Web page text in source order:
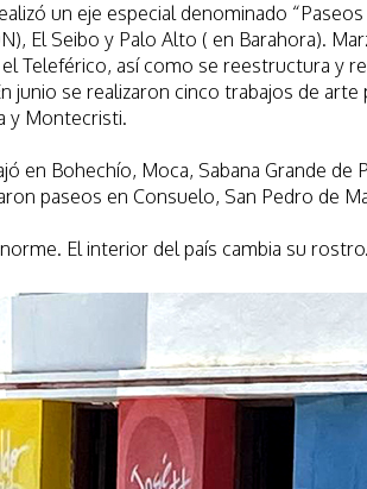
un eje especial denominado
El Seibo y Palo Alto ( en Barahora).
Teleférico, así como se reestructura y
junio se realizaron cinco trabajos de
y Montecristi.
en Bohechío, Moca, Sabana Grande
paseos en Consuelo, San Pedro de
El interior del país cambia su